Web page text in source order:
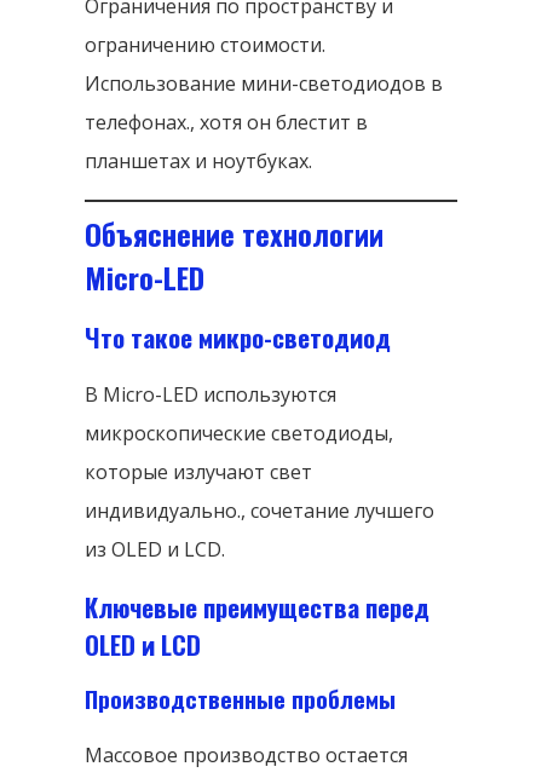
Ограничения по пространству и
ограничению стоимости.
Использование мини-светодиодов в
телефонах., хотя он блестит в
планшетах и ​​ноутбуках.
Объяснение технологии
Micro-LED
Что такое микро-светодиод
В Micro-LED используются
микроскопические светодиоды,
которые излучают свет
индивидуально., сочетание лучшего
из OLED и LCD.
Ключевые преимущества перед
OLED и LCD
Производственные проблемы
Массовое производство остается